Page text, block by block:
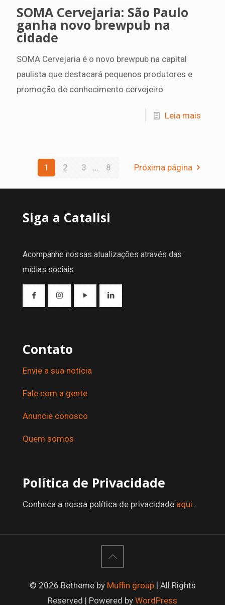
SOMA Cervejaria: São Paulo
ganha novo brewpub na
cidade
SOMA Cervejaria é o novo brewpub na capital
paulista que destacará pequenos produtores e
promoção de conhecimento cervejeiro.
Leia mais
1 2 3 ... 8 Próxima página
Siga a Catalisi
Acompanhe nossas atualizações através das
mídias sociais
Contato
Envie a sua notícia
Fale com a gente
Anuncie conosco
Quem somos
Política de Privacidade
Conheca a nossa política de privacidade aqui.
© 2026 Betheme by Muffin group| All Rights
Reserved | Powered by WordPress